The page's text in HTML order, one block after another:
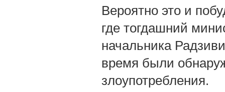
Вероятно это и
где тогдашний
начальника
время были
злоупотребления.